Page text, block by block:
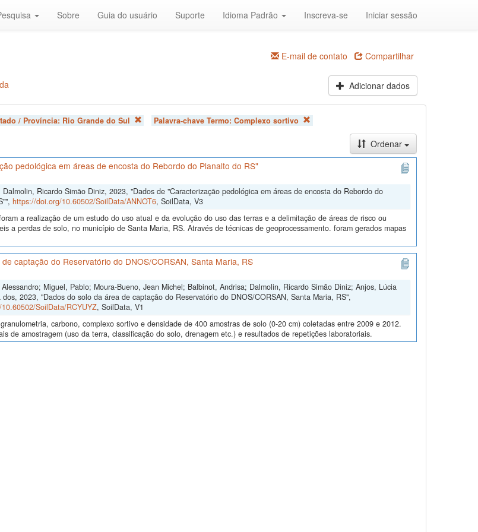
Sobre Guia do usuário Suporte Idioma Padrão Inscreva-se Iniciar sessão
E-mail de contato Compartilhar
Adicionar dados
/ Província: Rio Grande do Sul Palavra-chave Termo: Complexo sortivo
Ordenar
pedológica em áreas de encosta do Rebordo do Planalto do RS"
Dalmolin, Ricardo Simão Diniz, 2023, "Dados de "Caracterização pedológica em áreas de encosta do Rebordo do
https://doi.org/10.60502/SoilData/ANNOT6, SoilData, V3
a realização de um estudo do uso atual e da evolução do uso das terras e a delimitação de áreas de risco ou
a perdas de solo, no município de Santa Maria, RS. Através de técnicas de geoprocessamento. foram gerados mapas
captação do Reservatório do DNOS/CORSAN, Santa Maria, RS
Miguel, Pablo; Moura-Bueno, Jean Michel; Balbinot, Andrisa; Dalmolin, Ricardo Simão Diniz; Anjos, Lúcia
dos, 2023, "Dados do solo da área de captação do Reservatório do DNOS/CORSAN, Santa Maria, RS",
SoilData/RCYUYZ, SoilData, V1
carbono, complexo sortivo e densidade de 400 amostras de solo (0-20 cm) coletadas entre 2009 e 2012.
de amostragem (uso da terra, classificação do solo, drenagem etc.) e resultados de repetições laboratoriais.